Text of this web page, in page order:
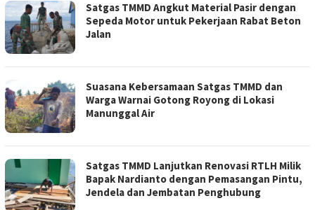
Satgas TMMD Angkut Material Pasir dengan
Sepeda Motor untuk Pekerjaan Rabat Beton
Jalan
Suasana Kebersamaan Satgas TMMD dan
Warga Warnai Gotong Royong di Lokasi
Manunggal Air
Satgas TMMD Lanjutkan Renovasi RTLH Milik
Bapak Nardianto dengan Pemasangan Pintu,
Jendela dan Jembatan Penghubung